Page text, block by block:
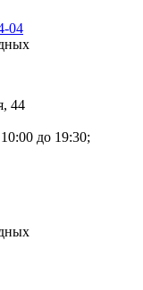
04
44
до 19:30;